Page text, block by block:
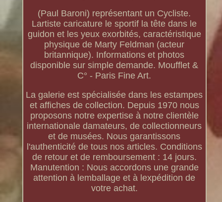
(Paul Baroni) représentant un Cycliste.
Lartiste caricature le sportif la tête dans le
guidon et les yeux exorbités, caractéristique
physique de Marty Feldman (acteur
britannique). Informations et photos
disponible sur simple demande. Moufflet &
C° - Paris Fine Art.
La galerie est spécialisée dans les estampes
et affiches de collection. Depuis 1970 nous
proposons notre expertise à notre clientèle
internationale damateurs, de collectionneurs
et de musées. Nous garantissons
l'authenticité de tous nos articles. Conditions
de retour et de remboursement : 14 jours.
Manutention : Nous accordons une grande
attention à lemballage et à lexpédition de
votre achat.